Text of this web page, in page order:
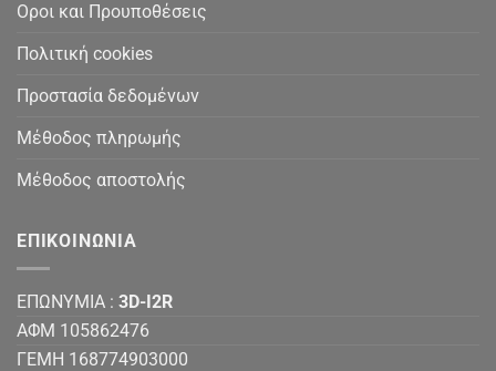
Οροι και Προυποθέσεις
Πολιτική cookies
Προστασία δεδομένων
Μέθοδος πληρωμής
Μέθοδος αποστολής
ΕΠΙΚΟΙΝΩΝΙΑ
ΕΠΩΝΥΜΙΑ : 3D-I2R
ΑΦΜ 105862476
ΓΕΜΗ 168774903000